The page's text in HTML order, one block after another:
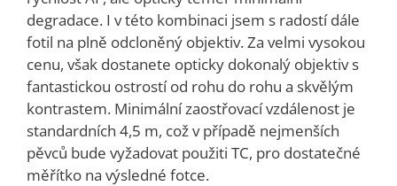
degradace. I v této kombinaci jsem s radostí dále
fotil na plně odcloněný objektiv. Za velmi vysokou
cenu, však dostanete opticky dokonalý objektiv s
fantastickou ostrostí od rohu do rohu a skvělým
kontrastem. Minimální zaostřovací vzdálenost je
standardních 4,5 m, což v případě nejmenších
pěvců bude vyžadovat použiti TC, pro dostatečné
měřítko na výsledné fotce.